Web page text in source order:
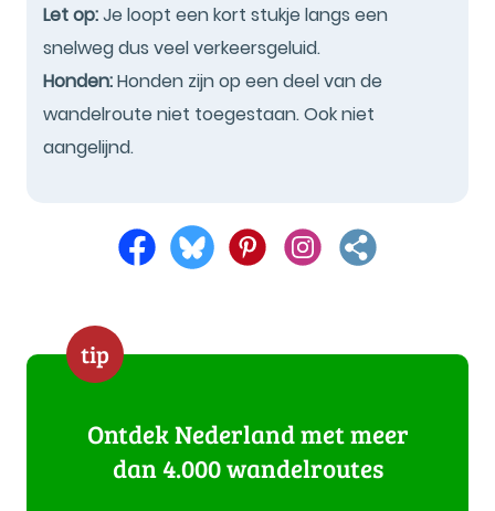
Let op:Je loopt een kort stukje langs een
snelweg dus veel verkeersgeluid.
Honden:Honden zijn op een deel van de
wandelroute niet toegestaan. Ook niet
aangelijnd.
tip
Ontdek Nederland met meer
dan 4.000 wandelroutes